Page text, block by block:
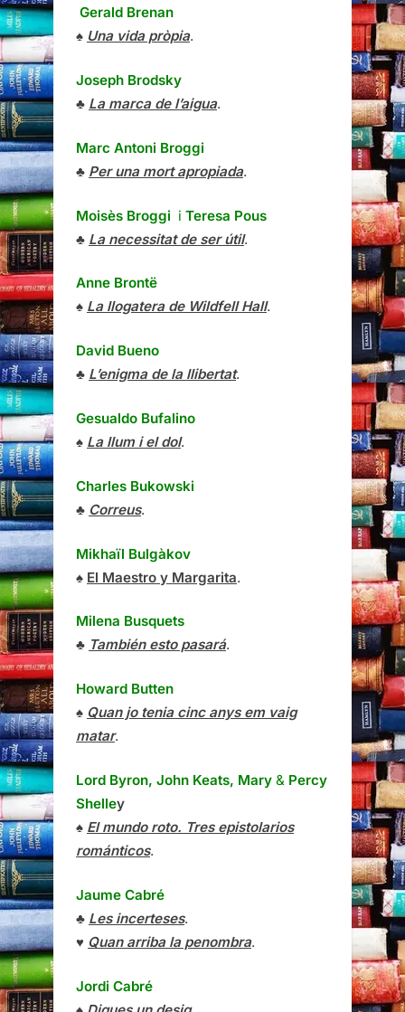
Gerald Brenan
♠ Una vida pròpia.
Joseph Brodsky
♣ La marca de l’aigua.
Marc Antoni Broggi
♣ Per una mort apropiada.
Moisès Broggi i Teresa Pous
♣ La necessitat de ser útil.
Anne Brontë
♠ La llogatera de Wildfell Hall.
David Bueno
♣ L’enigma de la llibertat.
Gesualdo Bufalino
♠ La llum i el dol.
Charles Bukowski
♣ Correus.
Mikhaïl Bulgàkov
♠ El Maestro y Margarita.
Milena Busquets
♣ También esto pasará.
Howard Butten
♠ Quan jo tenia cinc anys em vaig
matar.
Lord Byron, John Keats, Mary & Percy
Shelley
♠ El mundo roto. Tres epistolarios
románticos.
Jaume Cabré
♣ Les incerteses.
♥ Quan arriba la penombra.
Jordi Cabré